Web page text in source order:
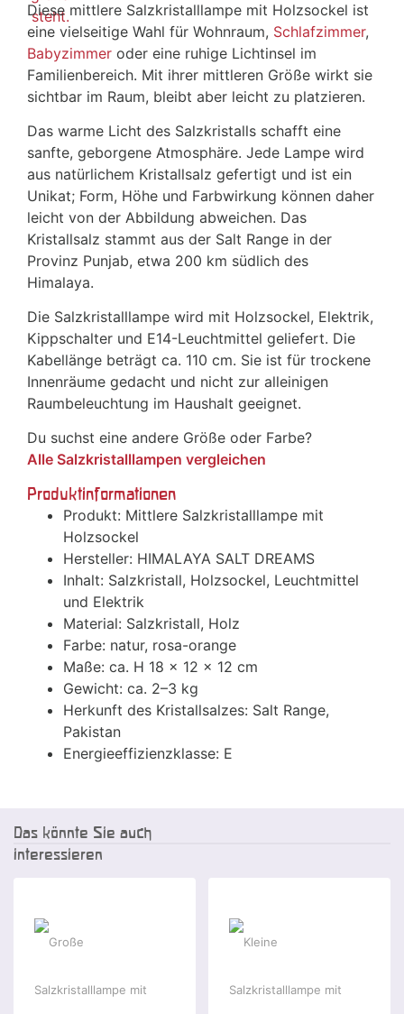
Diese mittlere Salzkristalllampe mit Holzsockel ist
eine vielseitige Wahl für Wohnraum, Schlafzimmer,
Babyzimmer oder eine ruhige Lichtinsel im
Familienbereich. Mit ihrer mittleren Größe wirkt sie
sichtbar im Raum, bleibt aber leicht zu platzieren.
Das warme Licht des Salzkristalls schafft eine
sanfte, geborgene Atmosphäre. Jede Lampe wird
aus natürlichem Kristallsalz gefertigt und ist ein
Unikat; Form, Höhe und Farbwirkung können daher
leicht von der Abbildung abweichen. Das
Kristallsalz stammt aus der Salt Range in der
Provinz Punjab, etwa 200 km südlich des
Himalaya.
Die Salzkristalllampe wird mit Holzsockel, Elektrik,
Kippschalter und E14-Leuchtmittel geliefert. Die
Kabellänge beträgt ca. 110 cm. Sie ist für trockene
Innenräume gedacht und nicht zur alleinigen
Raumbeleuchtung im Haushalt geeignet.
Du suchst eine andere Größe oder Farbe?
Alle Salzkristalllampen vergleichen
Produktinformationen
Produkt: Mittlere Salzkristalllampe mit
Holzsockel
Hersteller: HIMALAYA SALT DREAMS
Inhalt: Salzkristall, Holzsockel, Leuchtmittel
und Elektrik
Material: Salzkristall, Holz
Farbe: natur, rosa-orange
Maße: ca. H 18 × 12 × 12 cm
Gewicht: ca. 2–3 kg
Herkunft des Kristallsalzes: Salt Range,
Pakistan
Energieeffizienzklasse: E
Das könnte Sie auch
interessieren